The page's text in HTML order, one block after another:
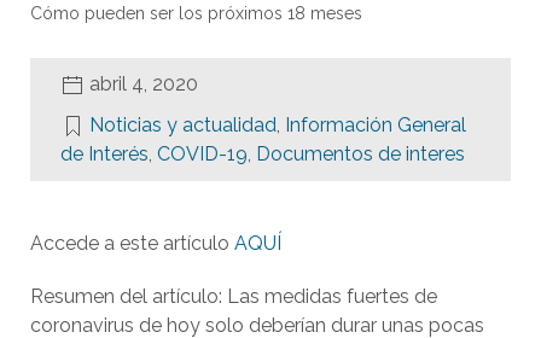
Cómo pueden ser los próximos 18 meses
abril 4, 2020
Noticias y actualidad, Información General
de Interés, COVID-19, Documentos de interes
Accede a este artículo AQUÍ
Resumen del artículo: Las medidas fuertes de
coronavirus de hoy solo deberían durar unas pocas